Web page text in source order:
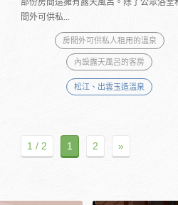
部份房間還擁有露天風呂。除了公眾浴堂
間外可供私...
房間外可供私人租用的溫泉
內設露天風呂的客房
松江、出雲玉造溫泉
1 / 2 1 2 »